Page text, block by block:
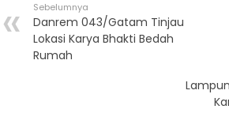
Sebelumnya
Danrem 043/Gatam Tinjau
Lokasi Karya Bhakti Bedah
Rumah